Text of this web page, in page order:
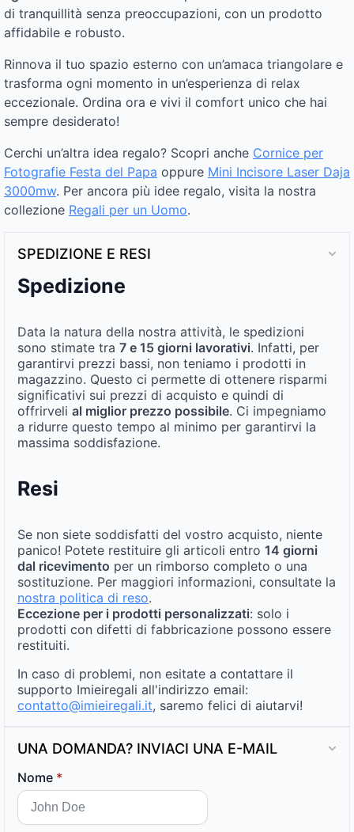
di tranquillità senza preoccupazioni, con un prodotto
affidabile e robusto.
Rinnova il tuo spazio esterno con un’amaca triangolare e
trasforma ogni momento in un’esperienza di relax
eccezionale. Ordina ora e vivi il comfort unico che hai
sempre desiderato!
Cerchi un’altra idea regalo? Scopri anche Cornice per
Fotografie Festa del Papa oppure Mini Incisore Laser Daja
3000mw. Per ancora più idee regalo, visita la nostra
collezione Regali per un Uomo.
SPEDIZIONE E RESI
Spedizione
Data la natura della nostra attività, le spedizioni
sono stimate tra 7 e 15 giorni lavorativi. Infatti, per
garantirvi prezzi bassi, non teniamo i prodotti in
magazzino. Questo ci permette di ottenere risparmi
significativi sui prezzi di acquisto e quindi di
offrirveli al miglior prezzo possibile. Ci impegniamo
a ridurre questo tempo al minimo per garantirvi la
massima soddisfazione.
Resi
Se non siete soddisfatti del vostro acquisto, niente
panico! Potete restituire gli articoli entro 14 giorni
dal ricevimento per un rimborso completo o una
sostituzione. Per maggiori informazioni, consultate la
nostra politica di reso.
Eccezione per i prodotti personalizzati: solo i
prodotti con difetti di fabbricazione possono essere
restituiti.
In caso di problemi, non esitate a contattare il
supporto Imieiregali all'indirizzo email:
contatto@imieiregali.it, saremo felici di aiutarvi!
UNA DOMANDA? INVIACI UNA E-MAIL
Nome *